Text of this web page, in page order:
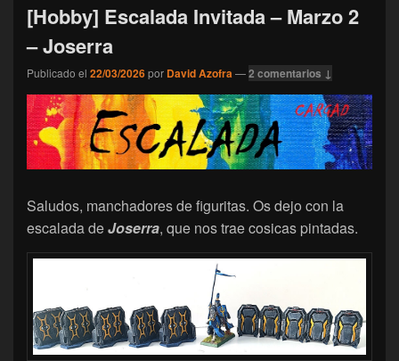
[Hobby] Escalada Invitada – Marzo 2
– Joserra
Publicado el 22/03/2026por David Azofra—2 comentarios ↓
Saludos, manchadores de figuritas. Os dejo con la
escalada deJoserra, que nos trae cosicas pintadas.